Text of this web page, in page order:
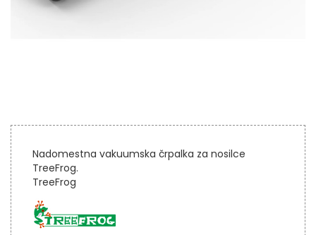
Nadomestna vakuumska črpalka za nosilce
TreeFrog.
TreeFrog